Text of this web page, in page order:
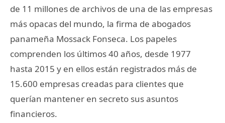
de 11 millones de archivos de una de las empresas
más opacas del mundo, la firma de abogados
panameña Mossack Fonseca. Los papeles
comprenden los últimos 40 años, desde 1977
hasta 2015 y en ellos están registrados más de
15.600 empresas creadas para clientes que
querían mantener en secreto sus asuntos
financieros.